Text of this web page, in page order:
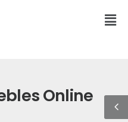
Online